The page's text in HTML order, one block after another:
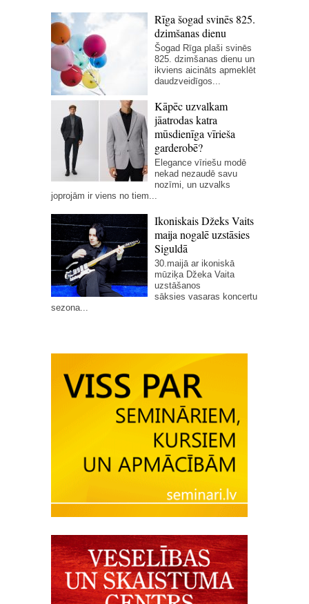
Rīga šogad svinēs 825.
dzimšanas dienu
Šogad Rīga plaši svinēs
825. dzimšanas dienu un
ikviens aicināts apmeklēt
daudzveidīgos...
Kāpēc uzvalkam
jāatrodas katra
mūsdienīga vīrieša
garderobē?
Elegance vīriešu modē
nekad nezaudē savu
nozīmi, un uzvalks
joprojām ir viens no tiem...
Ikoniskais Džeks Vaits
maija nogalē uzstāsies
Siguldā
30.maijā ar ikoniskā
mūziķa Džeka Vaita
uzstāšanos
sāksies vasaras koncertu
sezona...